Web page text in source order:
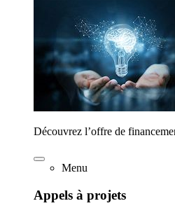
Découvrez l’offre de
Menu
Appels à projets